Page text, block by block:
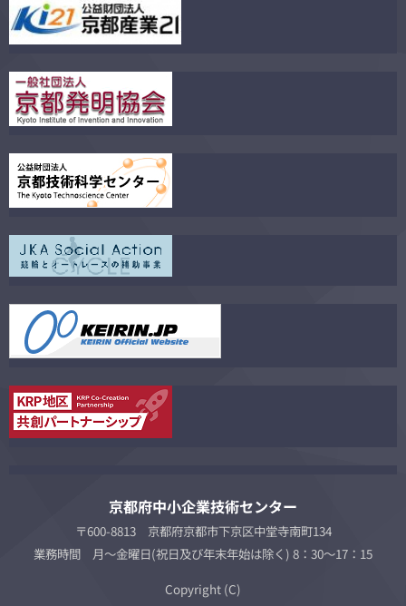
京都府中小企業技術センター
〒600-8813 京都府京都市下京区中堂寺南町134
業務時間 月～金曜日(祝日及び年末年始は除く) 8：30～17：15
Copyright (C)